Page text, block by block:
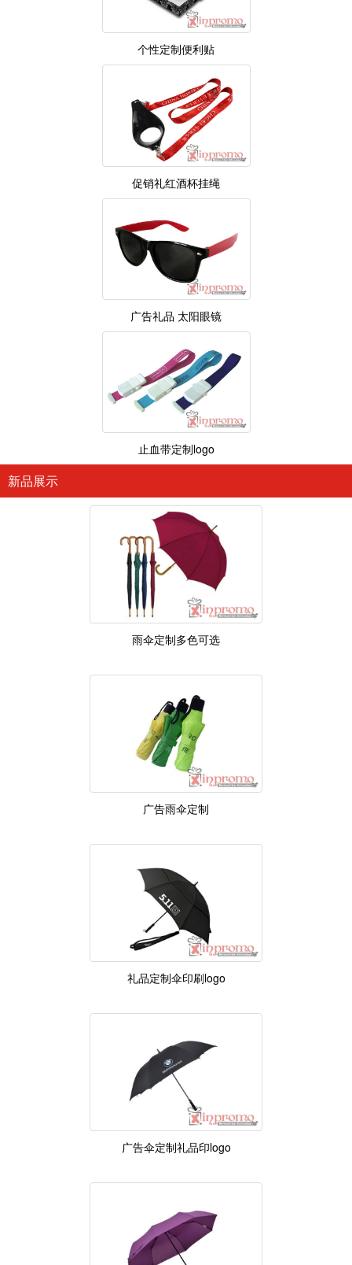
个性定制便利贴
促销礼红酒杯挂绳
广告礼品 太阳眼镜
止血带定制logo
新品展示
雨伞定制多色可选
广告雨伞定制
礼品定制伞印刷logo
广告伞定制礼品印logo